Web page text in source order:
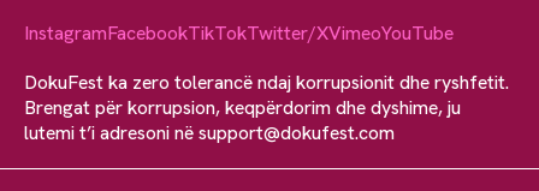
InstagramFacebookTikTokTwitter/XVimeoYouTube
DokuFest ka zero tolerancë ndaj korrupsionit dhe ryshfetit.
Brengat për korrupsion, keqpërdorim dhe dyshime, ju
lutemi t’i adresoni nësupport@dokufest.com